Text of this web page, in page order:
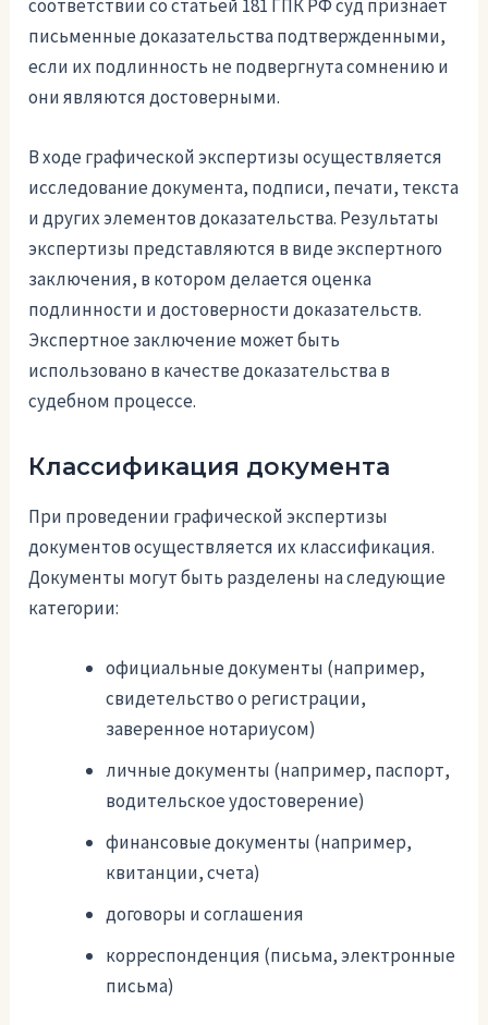
соответствии со статьей 181 ГПК РФ суд признает
письменные доказательства подтвержденными,
если их подлинность не подвергнута сомнению и
они являются достоверными.
В ходе графической экспертизы осуществляется
исследование документа, подписи, печати, текста
и других элементов доказательства. Результаты
экспертизы представляются в виде экспертного
заключения, в котором делается оценка
подлинности и достоверности доказательств.
Экспертное заключение может быть
использовано в качестве доказательства в
судебном процессе.
Классификация документа
При проведении графической экспертизы
документов осуществляется их классификация.
Документы могут быть разделены на следующие
категории:
официальные документы (например,
свидетельство о регистрации,
заверенное нотариусом)
личные документы (например, паспорт,
водительское удостоверение)
финансовые документы (например,
квитанции, счета)
договоры и соглашения
корреспонденция (письма, электронные
письма)